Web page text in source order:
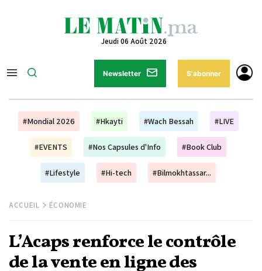
Jeudi 06 Août 2026
Newsletter S'abonner
#Mondial 2026 #Hkayti #Wach Bessah #LIVE
#EVENTS #Nos Capsules d'Info #Book Club
#Lifestyle #Hi-tech #Bilmokhtassar...
ACCUEIL ÉCONOMIE
L’Acaps renforce le contrôle
de la vente en ligne des